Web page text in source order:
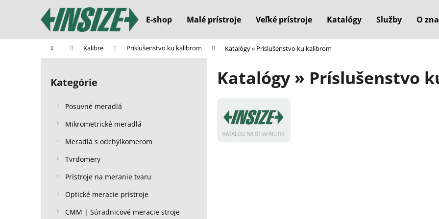
E-shop Malé prístroje Veľké prístroje Katalógy Služby O
Domov Kalibre Príslušenstvo ku kalibrom Katalógy » Príslušenstvo ku kalibrom
B
Preskočiť
kategórie
Kategórie
Posuvné meradlá
Mikrometrické meradlá
Meradlá s odchýlkomerom
Tvrdomery
Prístroje na meranie tvaru
Optické meracie prístroje
CMM | Súradnicové meracie stroje
Katalógy » Príslušenstvo
í
Späť
do
Späť
do
Čo potrebujete nájsť?
Odporúčame